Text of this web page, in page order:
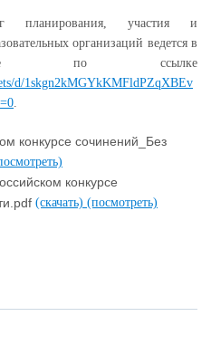
планирования, участия и
организаций ведется в
по ссылке
d/1skgn2kMGYkKMFldPZqXBEv
.
конкурсе сочинений_Без
конкурсе
(скачать) (посмотреть)